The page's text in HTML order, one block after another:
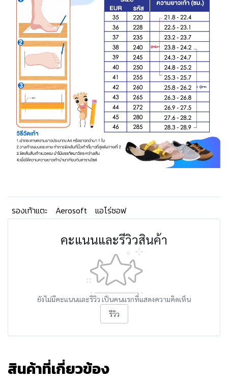
รองเท้าแตะ Aerosoft แอโร่ซอฟ
คะแนนและรีวิวสินค้า
ยังไม่มีคะแนนและรีวิว เป็นคนแรกที่แสดงความคิดเห็น
รีวิว
สินค้าที่เกี่ยวข้อง